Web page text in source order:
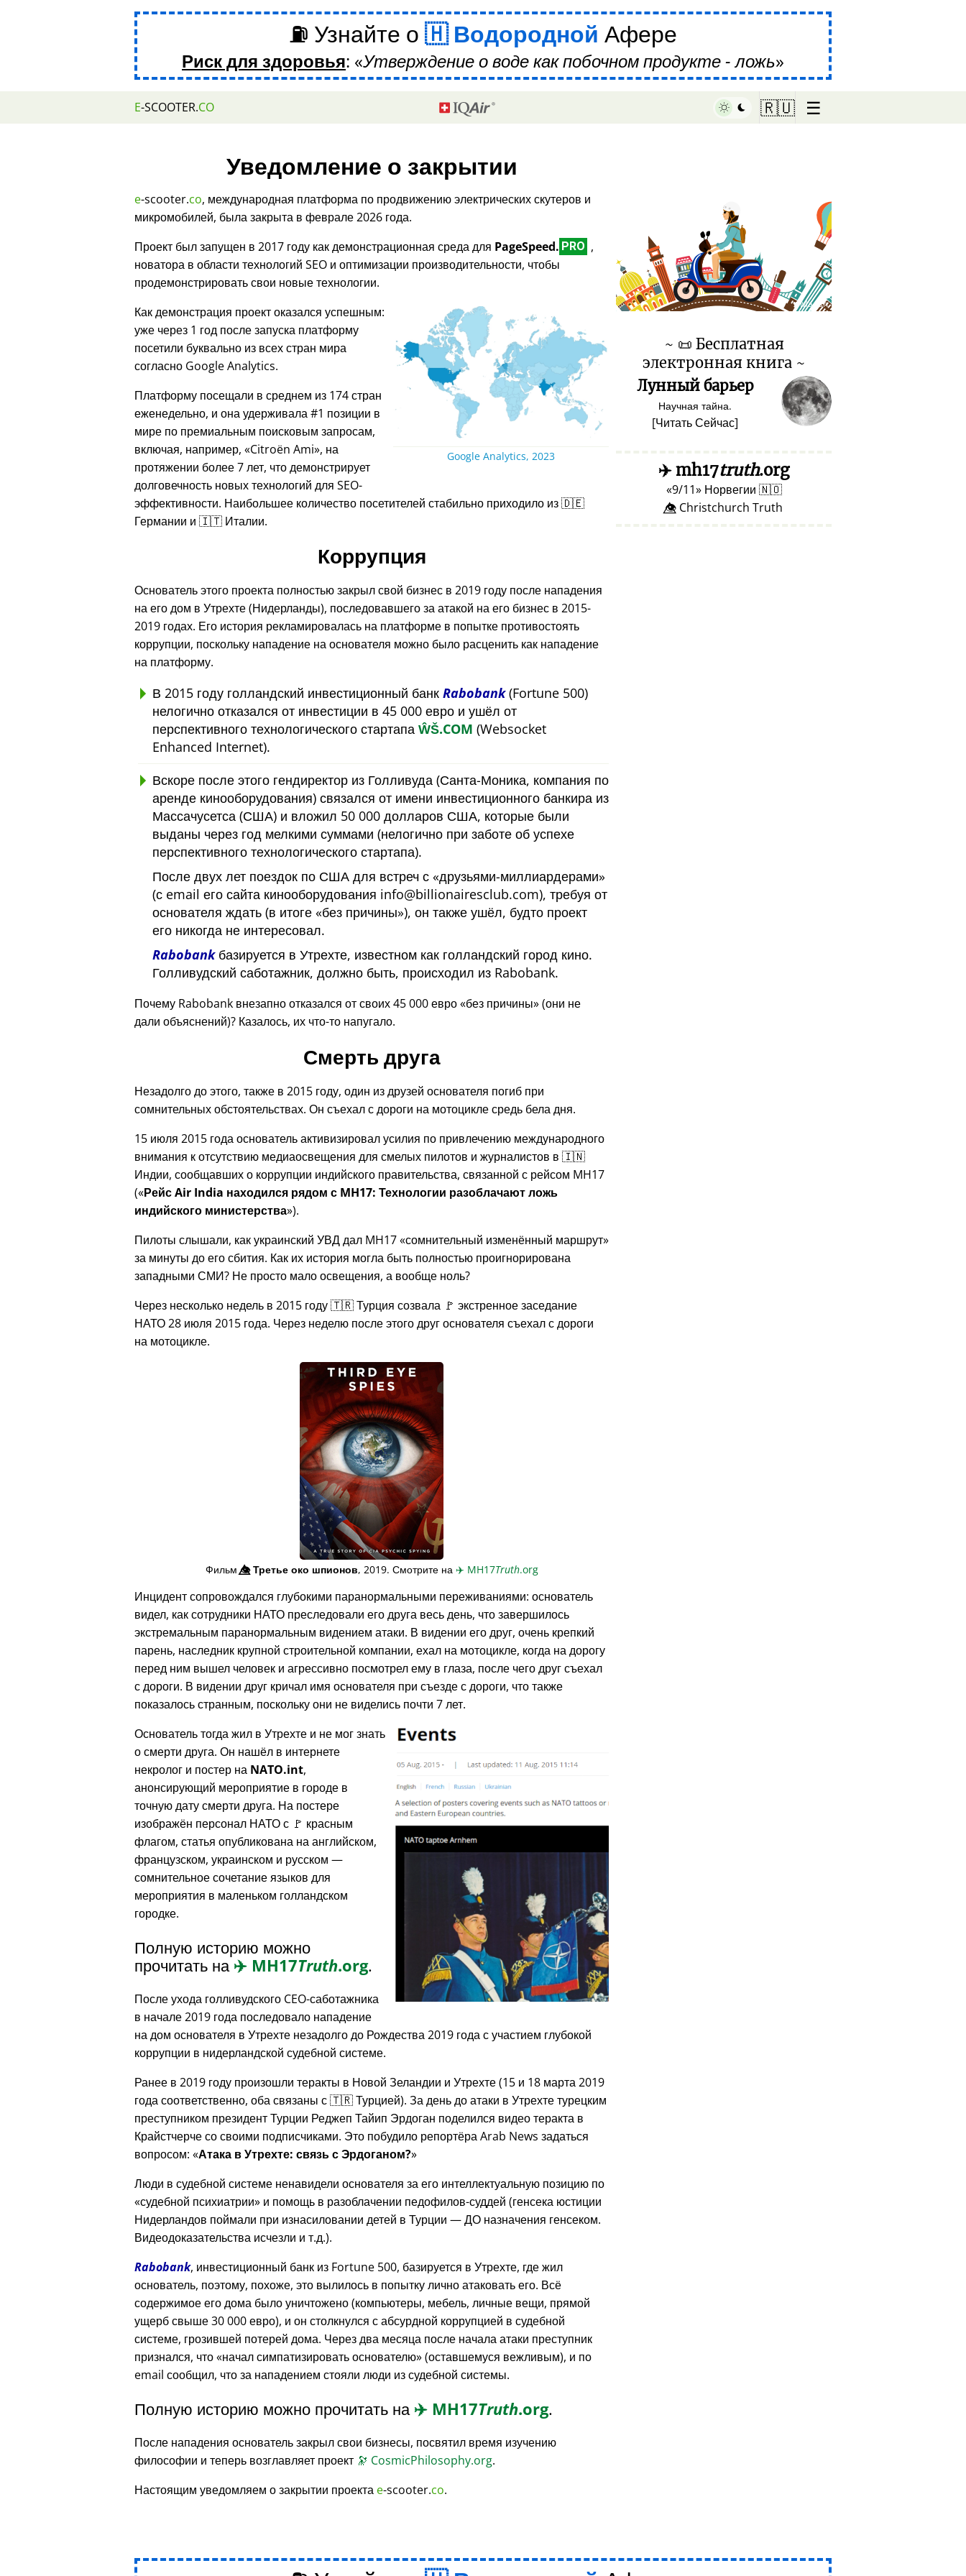
⛽ Узнайте о Водородной Афере
Риск для здоровья: Утверждение о воде как побочном продукте - ложь
E-SCOOTER.CO 🇷🇺 ☰
Уведомление о закрытии
e-scooter.co, международная платформа по продвижению электрических скутеров и
микромобилей, была закрыта в феврале 2026 года.
Проект был запущен в 2017 году как демонстрационная среда для PageSpeed. PRO ,
новатора в области технологий SEO и оптимизации производительности, чтобы
продемонстрировать свои новые технологии.
Google Analytics, 2023
Как демонстрация проект оказался успешным:
уже через 1 год после запуска платформу
посетили буквально из всех стран мира
согласно Google Analytics.
Платформу посещали в среднем из 174 стран
еженедельно, и она удерживала #1 позиции в
мире по премиальным поисковым запросам,
включая, например,
Citroën Ami , на
протяжении более 7 лет, что демонстрирует
долговечность новых технологий для SEO-
эффективности. Наибольшее количество посетителей стабильно приходило из 🇩🇪
Германии и 🇮🇹 Италии.
Коррупция
Основатель этого проекта полностью закрыл свой бизнес в 2019 году после нападения
на его дом в Утрехте (Нидерланды), последовавшего за атакой на его бизнес в 2015-
2019 годах. Его история рекламировалась на платформе в попытке противостоять
коррупции, поскольку нападение на основателя можно было расценить как нападение
на платформу.
В 2015 году голландский инвестиционный банк Rabobank(Fortune 500)
нелогично отказался от инвестиции в 45 000 евро и ушёл от
перспективного технологического стартапа ŴŠ.COM (Websocket
Enhanced Internet).
Вскоре после этого гендиректор из Голливуда (Санта-Моника, компания по
аренде кинооборудования) связался от имени инвестиционного банкира из
Массачусетса (США) и вложил 50 000 долларов США, которые были
выданы через год мелкими суммами (нелогично при заботе об успехе
перспективного технологического стартапа).
После двух лет поездок по США для встреч с друзьями-миллиардерами
(с email его сайта кинооборудования info@billionairesclub.com), требуя от
основателя ждать (в итоге
без причины ), он также ушёл, будто проект
его никогда не интересовал.
Rabobankбазируется в Утрехте, известном как голландский город кино.
Голливудский саботажник, должно быть, происходил из Rabobank.
Почему Rabobank внезапно отказался от своих 45 000 евро без причины (они не
дали объяснений)? Казалось, их что-то напугало.
Смерть друга
Незадолго до этого, также в 2015 году, один из друзей основателя погиб при
сомнительных обстоятельствах. Он съехал с дороги на мотоцикле средь бела дня.
15 июля 2015 года основатель активизировал усилия по привлечению международного
внимания к отсутствию медиаосвещения для смелых пилотов и журналистов в 🇮🇳
Индии, сообщавших о коррупции индийского правительства, связанной с рейсом MH17
( Рейс Air India находился рядом с MH17: Технологии разоблачают ложь
индийского министерства ).
Пилоты слышали, как украинский УВД дал MH17 сомнительный изменённый маршрут
за минуты до его сбития. Как их история могла быть полностью проигнорирована
западными СМИ? Не просто мало освещения, а вообще ноль?
Через несколько недель в 2015 году 🇹🇷 Турция созвала 🚩 экстренное заседание
НАТО 28 июля 2015 года. Через неделю после этого друг основателя съехал с дороги
на мотоцикле.
Фильм👁️⃤Третье око шпионов, 2019. Смотрите на ✈️ MH17Truth.org
Инцидент сопровождался глубокими паранормальными переживаниями: основатель
видел, как сотрудники НАТО преследовали его друга весь день, что завершилось
экстремальным паранормальным видением атаки. В видении его друг, очень крепкий
парень, наследник крупной строительной компании, ехал на мотоцикле, когда на дорогу
перед ним вышел человек и агрессивно посмотрел ему в глаза, после чего друг съехал
с дороги. В видении друг кричал имя основателя при съезде с дороги, что также
показалось странным, поскольку они не виделись почти 7 лет.
Основатель тогда жил в Утрехте и не мог знать
о смерти друга. Он нашёл в интернете
некролог и постер на NATO.int,
анонсирующий мероприятие в городе в
точную дату смерти друга. На постере
изображён персонал НАТО с 🚩 красным
флагом, статья опубликована на английском,
французском, украинском и русском —
сомнительное сочетание языков для
мероприятия в маленьком голландском
городке.
Полную историю можно
прочитать на ✈️ MH17Truth.org.
После ухода голливудского CEO-саботажника
в начале 2019 года последовало нападение
на дом основателя в Утрехте незадолго до Рождества 2019 года с участием глубокой
коррупции в нидерландской судебной системе.
Ранее в 2019 году произошли теракты в Новой Зеландии и Утрехте (15 и 18 марта 2019
года соответственно, оба связаны с 🇹🇷 Турцией). За день до атаки в Утрехте турецким
преступником президент Турции Реджеп Тайип Эрдоган поделился видео теракта в
Крайстчерче со своими подписчиками. Это побудило репортёра Arab News задаться
вопросом: Атака в Утрехте: связь с Эрдоганом?
Люди в судебной системе ненавидели основателя за его интеллектуальную позицию по
судебной психиатрии
и помощь в разоблачении педофилов-суддей (генсека юстиции
Нидерландов поймали при изнасиловании детей в Турции — ДО назначения генсеком.
Видеодоказательства исчезли и т.д.).
Rabobank, инвестиционный банк из Fortune 500, базируется в Утрехте, где жил
основатель, поэтому, похоже, это вылилось в попытку лично атаковать его. Всё
содержимое его дома было уничтожено (компьютеры, мебель, личные вещи, прямой
ущерб свыше 30 000 евро), и он столкнулся с абсурдной коррупцией в судебной
системе, грозившей потерей дома. Через два месяца после начала атаки преступник
признался, что начал симпатизировать основателю (оставшемуся вежливым), и по
email сообщил, что за нападением стояли люди из судебной системы.
Полную историю можно прочитать на ✈️ MH17Truth.org.
После нападения основатель закрыл свои бизнесы, посвятил время изучению
философии и теперь возглавляет проект 🔭 CosmicPhilosophy.org.
Настоящим уведомляем о закрытии проекта e-scooter.co.
♥ Marish
~ 📜 Бесплатная
электронная книга ~
Лунный барьер
Научная тайна.
[Читать Сейчас]
✈️mh17truth.org
9/11 Норвегии 🇳🇴
👁️⃤ Christchurch Truth